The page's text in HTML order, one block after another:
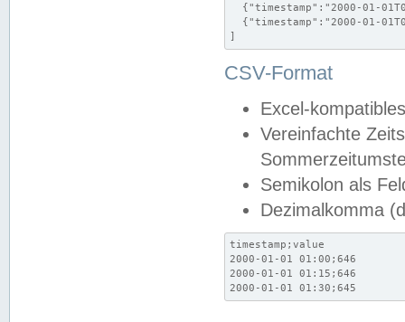
{"timestamp":"2000-01-
{"timestamp":"2000-01-
]
CSV-Format
Excel-
Vereinfachte
Semikolon als
Dezimalkomma
timestamp;value
2000-01-01 01:00;646
2000-01-01 01:15;646
2000-01-01 01:30;645